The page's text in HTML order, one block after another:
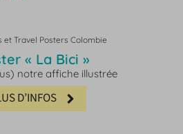
« La Bici »
notre affiche illustrée
D’INFOS